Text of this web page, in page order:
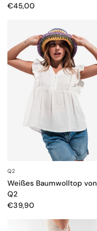
€45,00
Q2
Weißes Baumwolltop von
Q2
€39,90